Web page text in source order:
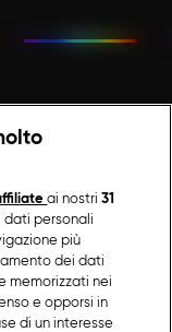
ai nostri31
dati personali
più
dei dati
memorizzati nei
e opporsi in
di un interesse